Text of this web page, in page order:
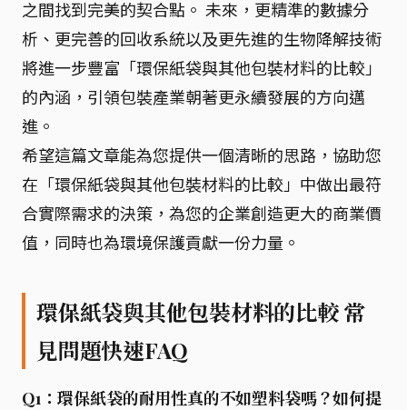
之間找到完美的契合點。 未來，更精準的數據分
析、更完善的回收系統以及更先進的生物降解技術
將進一步豐富「環保紙袋與其他包裝材料的比較」
的內涵，引領包裝產業朝著更永續發展的方向邁
進。
希望這篇文章能為您提供一個清晰的思路，協助您
在「環保紙袋與其他包裝材料的比較」中做出最符
合實際需求的決策，為您的企業創造更大的商業價
值，同時也為環境保護貢獻一份力量。
環保紙袋與其他包裝材料的比較 常
見問題快速FAQ
Q1：環保紙袋的耐用性真的不如塑料袋嗎？如何提